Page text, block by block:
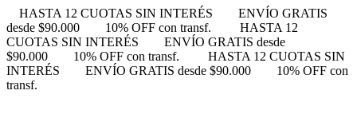
HASTA 12 CUOTAS SIN INTERÉS
ENVÍO GRATIS
desde $90.000
10% OFF con transf.
HASTA 12
CUOTAS SIN INTERÉS
ENVÍO GRATIS desde
$90.000
10% OFF con transf.
HASTA 12 CUOTAS SIN
INTERÉS
ENVÍO GRATIS desde $90.000
10% OFF con
transf.